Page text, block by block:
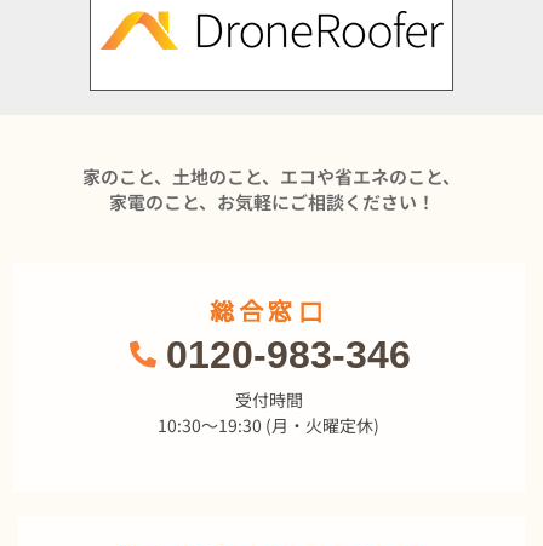
家のこと、土地のこと、エコや省エネのこと、
家電のこと、お気軽にご相談ください！
総合窓口
0120-983-346
受付時間
10:30～19:30 (月・火曜定休)